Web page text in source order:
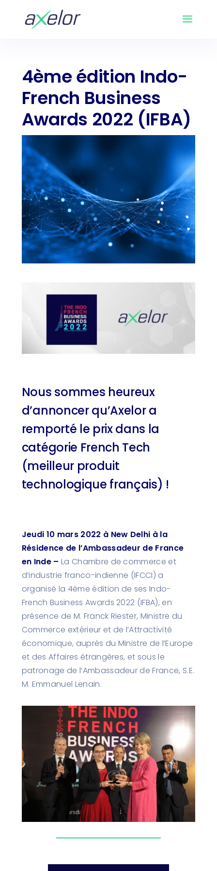
4ème édition Indo-
French Business
Awards 2022 (IFBA)
Nous sommes heureux
d’annoncer qu’Axelor a
remporté le prix dans la
catégorie French Tech
(meilleur produit
technologique français) !
Jeudi 10 mars 2022 à New Delhi à la
Résidence de l’Ambassadeur de France
en Inde – La Chambre de commerce et
d’industrie franco-indienne (IFCCI) a
organisé la 4ème édition de ses Indo-
French Business Awards 2022 (IFBA), en
présence de M. Franck Riester, Ministre du
Commerce extérieur et de l’Attractivité
économique, auprès du Ministre de l’Europe
et des Affaires étrangères, et sous le
patronage de l’Ambassadeur de France, S.E.
M. Emmanuel Lenain.